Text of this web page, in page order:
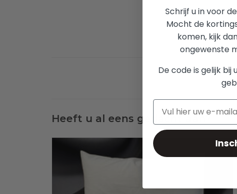
Heeft u al eens gedacht aan?
Een Sofiben dekbedovertrek hotellinnen White wordt
standaard, afhankelijk van de maat, geleverd met 1 of 2
kussenslopen. Bestel nu met voordeel een extra set bij uw
TOEVOEGEN AAN WINKELWAGEN
Schrijf u in voor
Mocht de
komen, kijk
ongewenste
De code is gelijk